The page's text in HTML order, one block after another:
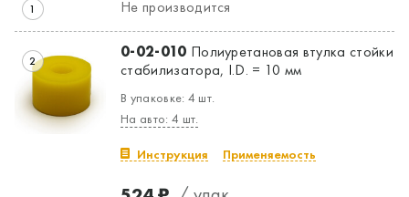
1 Не производится
2 0-02-010 Полиуретановая втулка стойки
стабилизатора, I.D. = 10 мм
В упаковке: 4 шт.
На авто: 4 шт.
Инструкция Применяемость